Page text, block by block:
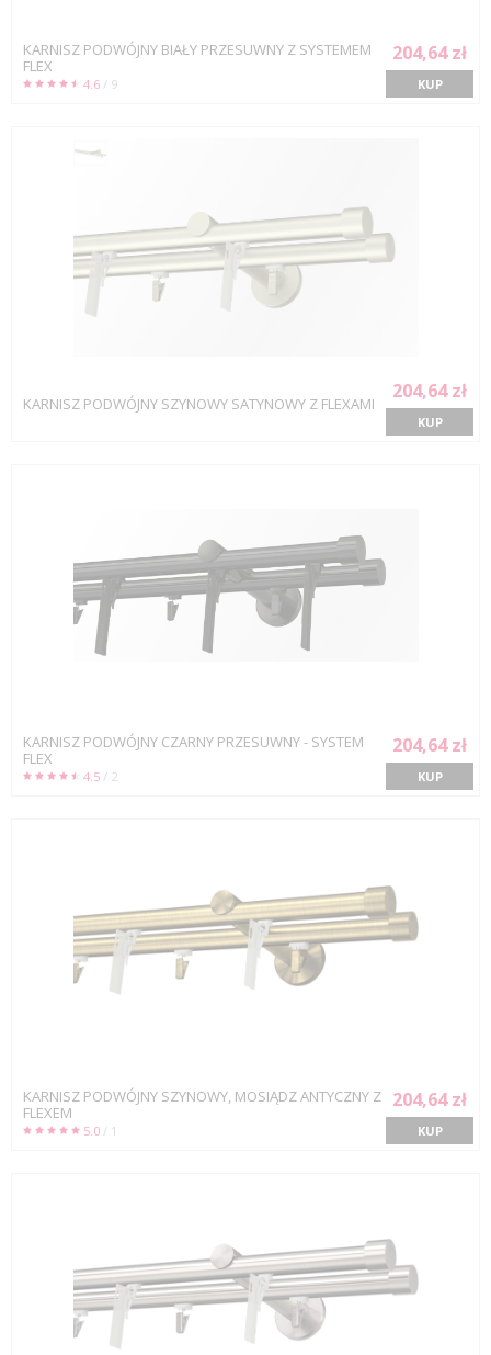
KARNISZ PODWÓJNY BIAŁY PRZESUWNY Z SYSTEMEM
FLEX
4.6 / 9
204,64 zł
KUP
KARNISZ PODWÓJNY SZYNOWY SATYNOWY Z FLEXAMI
204,64 zł
KUP
KARNISZ PODWÓJNY CZARNY PRZESUWNY - SYSTEM
FLEX
4.5 / 2
204,64 zł
KUP
KARNISZ PODWÓJNY SZYNOWY, MOSIĄDZ ANTYCZNY Z
FLEXEM
5.0 / 1
204,64 zł
KUP